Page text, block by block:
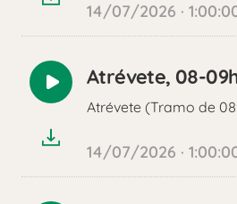
14/07/2026 ·
Reproducir
audio
Atrévete, 08-
Atrévete (Tramo de
14/07/2026 ·